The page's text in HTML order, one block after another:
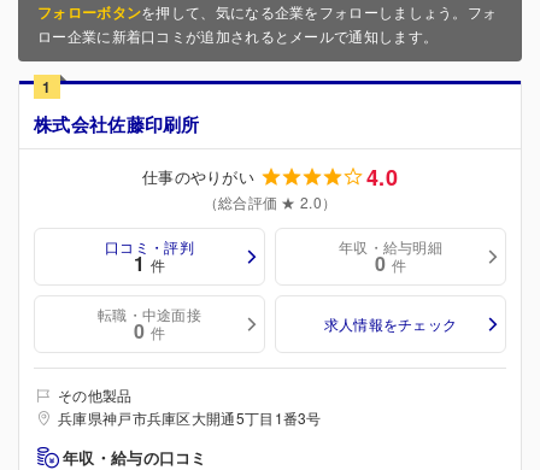
フォローボタンを押して、気になる企業をフォローしましょう。フォ
ロー企業に新着口コミが追加されるとメールで通知します。
1
株式会社佐藤印刷所
仕事のやりがい 4.0
（総合評価 ★ 2.0）
口コミ・評判
1 件
年収・給与明細
0 件
転職・中途面接
0 件 求人情報をチェック
その他製品
兵庫県神戸市兵庫区大開通5丁目1番3号
年収・給与の口コミ